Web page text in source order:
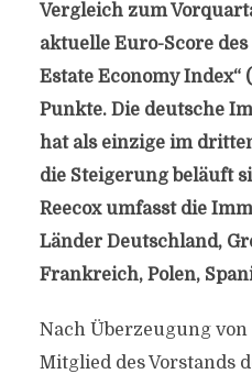
Vergleich zum
aktuelle Euro-Score des
Estate Economy Index“
Punkte. Die deutsche
hat als einzige im
die Steigerung beläuft
Reecox umfasst die
Länder Deutschland,
Frankreich, Polen,
Nach Überzeugung
Mitglied des Vorstands